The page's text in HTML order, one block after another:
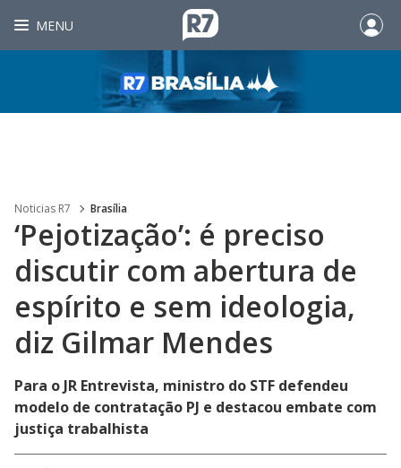
MENU
Noticias R7 Brasília
‘Pejotização’: é preciso
discutir com abertura de
espírito e sem ideologia,
diz Gilmar Mendes
Para o JR Entrevista, ministro do STF defendeu
modelo de contratação PJ e destacou embate com
justiça trabalhista